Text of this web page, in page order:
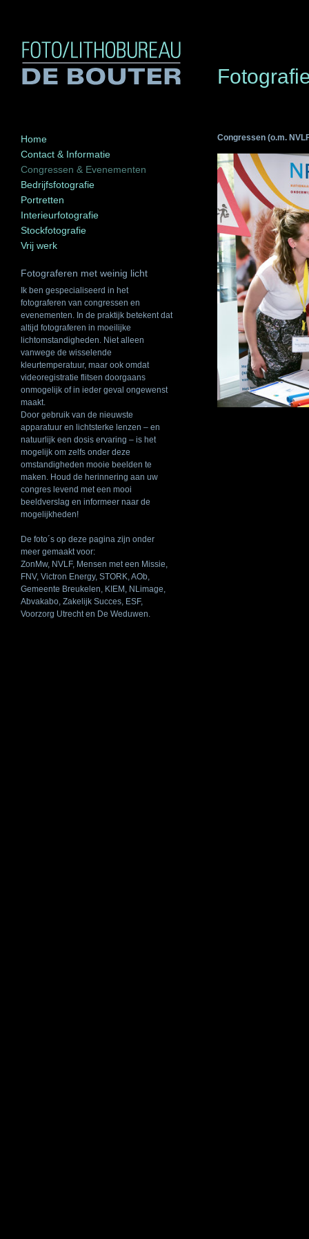
Home
Contact & Informatie
Congressen & Evenementen
Bedrijfsfotografie
Portretten
Interieurfotografie
Stockfotografie
Vrij werk
Fotograferen met weinig licht
Ik ben gespecialiseerd in het
fotograferen van congressen en
evenementen. In de praktijk betekent dat
altijd fotograferen in moeilijke
lichtomstandigheden. Niet alleen
vanwege de wisselende
kleurtemperatuur, maar ook omdat
videoregistratie flitsen doorgaans
onmogelijk of in ieder geval ongewenst
maakt.
Door gebruik van de nieuwste
apparatuur en lichtsterke lenzen – en
natuurlijk een dosis ervaring – is het
mogelijk om zelfs onder deze
omstandigheden mooie beelden te
maken. Houd de herinnering aan uw
congres levend met een mooi
beeldverslag en informeer naar de
mogelijkheden!
De foto´s op deze pagina zijn onder
meer gemaakt voor:
ZonMw, NVLF, Mensen met een Missie,
FNV, Victron Energy, STORK, AOb,
Gemeente Breukelen, KIEM , NLimage,
Abvakabo, Zakelijk Succes, ESF,
Voorzorg Utrecht en De Weduwen.
Congressen (o.m.